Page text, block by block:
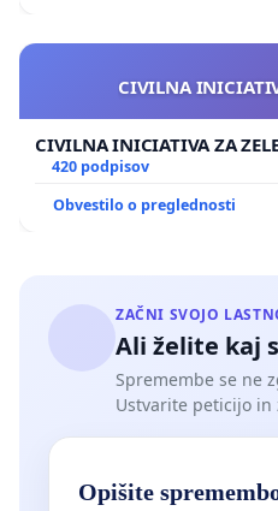
CIVILNA
CIVILNA INICIATIVA ZA
420 podpisov
Obvestilo o preglednosti
ZAČNI SVOJO
Ali želite kaj
Spremembe se ne
Ustvarite peticijo
Opišite